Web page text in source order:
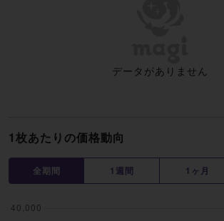
1枚あたりの価格動向
全期間 1週間 1ヶ月
データがありません